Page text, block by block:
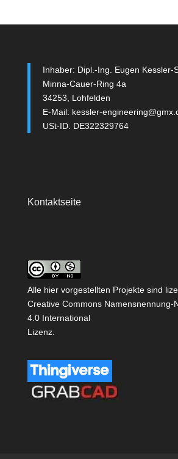
Inhaber: Dipl.-Ing. Eugen Kessler-
Minna-Cauer-Ring 4a
34253, Lohfelden
E-Mail: kessler-
USt-ID: DE322329764
Kontaktseite
Alle hier vorgestellten Projekte sind
Creative Commons Namensnennung-
4.0 International
Lizenz.